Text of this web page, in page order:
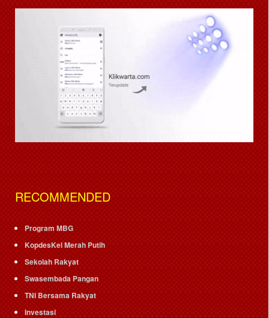
RECOMMENDED
Program MBG
KopdesKel Merah Putih
Sekolah Rakyat
Swasembada Pangan
TNI Bersama Rakyat
Investasi